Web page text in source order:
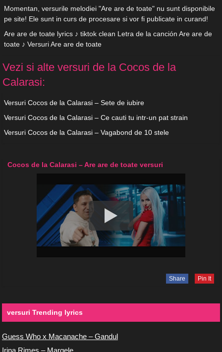
Momentan, versurile melodiei "Are are de toate" nu sunt disponibile
pe site! Ele sunt in curs de procesare si vor fi publicate in curand!
Are are de toate lyrics ♪ tiktok clean Letra de la canción Are are de
toate ♪ Versuri Are are de toate
Vezi si alte versuri de la Cocos de la
Calarasi:
Versuri Cocos de la Calarasi – Sete de iubire
Versuri Cocos de la Calarasi – Ce cauti tu intr-un pat strain
Versuri Cocos de la Calarasi – Vagabond de 10 stele
Cocos de la Calarasi – Are are de toate versuri
Share Pin It
versuri Trending lyrics
Guess Who x Macanache – Gandul